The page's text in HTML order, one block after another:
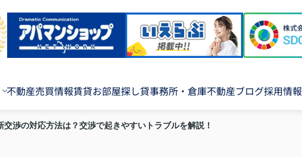
不動産売買情報賃貸お部屋探し貸事務所・倉庫不動産ブログ採用情報
交渉の対応方法は？交渉で起きやすいトラブルを解説！